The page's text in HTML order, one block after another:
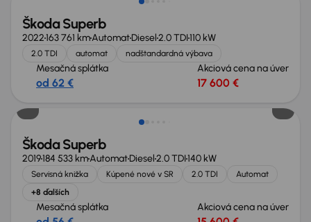
Škoda Superb
2022163 761 kmAutomatDiesel2.0 TDI110 kW
2.0 TDI automat nadštandardná výbava
Mesačná splátka
od 62 €
Akciová cena na úver
17 600 €
Zlacnené o 400 €
Škoda Superb
2019184 533 kmAutomatDiesel2.0 TDI140 kW
Servisná knižka Kúpené nové v SR 2.0 TDI
Automat
+8 ďalších
Mesačná splátka Akciová cena na úver